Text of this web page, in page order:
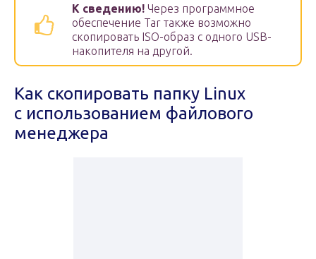
К сведению! Через программное
обеспечение Tar также возможно
скопировать ISO-образ с одного USB-
накопителя на другой.
Как скопировать папку Linux
с использованием файлового
менеджера